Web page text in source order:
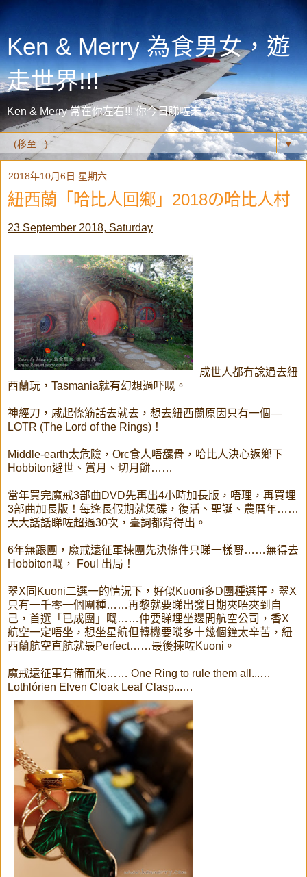
Ken & Merry 為食男女，遊
走世界!!!
Ken & Merry 常在你左右!!! 你今日睇咗未？
▼
2018年10月6日 星期六
紐西蘭「哈比人回鄉」2018の哈比人村
23 September 2018, Saturday
成世人都冇諗過去紐
西蘭玩，Tasmania就有幻想過吓嘅。
神經刀，戚起條筋話去就去，想去紐西蘭原因只有一個—
LOTR (The Lord of the Rings)！
Middle-earth太危險，Orc食人唔𦧲骨，哈比人決心返鄉下
Hobbiton避世、賞月、切月餅……
當年買完魔戒3部曲DVD先再出4小時加長版，唔理，再買埋
3部曲加長版！每逢長假期就煲碟，復活、聖誕、農曆年……
大大話話睇咗超過30次，臺詞都背得出。
6年無跟團，魔戒遠征軍揀團先決條件只睇一樣嘢……無得去
Hobbiton嘅， Foul 出局！
翠X同Kuoni二選一的情況下，好似Kuoni多D團種選擇，翠X
只有一千零一個團種……再黎就要睇出發日期夾唔夾到自
己，首選「已成團」嘅……仲要睇埋坐邊間航空公司，香X
航空一定唔坐，想坐星航但轉機要嘥多十幾個鐘太辛苦，紐
西蘭航空直航就最Perfect……最後揀咗Kuoni。
魔戒遠征軍有備而來…… One Ring to rule them all...…
Lothlórien Elven Cloak Leaf Clasp...…